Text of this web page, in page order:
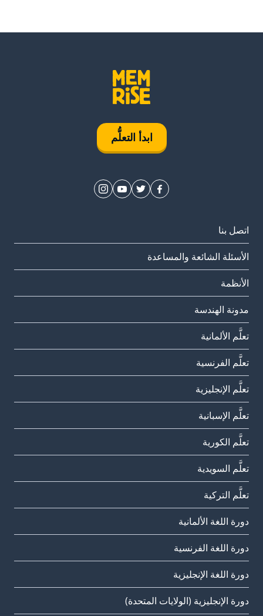
ابدأ التعلُّم
اتصل بنا
الأسئلة الشائعة والمساعدة
الأنظمة
مدونة الهندسة
تعلَّم الألمانية
تعلَّم الفرنسية
تعلَّم الإنجليزية
تعلَّم الإسبانية
تعلَّم الكورية
تعلَّم السويدية
تعلَّم التركية
دورة اللغة الألمانية
دورة اللغة الفرنسية
دورة اللغة الإنجليزية
دورة الإنجليزية (الولايات المتحدة)